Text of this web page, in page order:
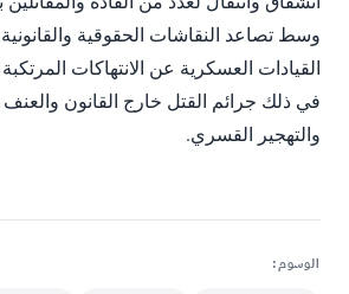
وسط تصاعد النقاشات الحقوقية
القيادات العسكرية عن الانتهاكات
في ذلك جرائم القتل خارج القانون
والتهجير القسري.
الوسوم: